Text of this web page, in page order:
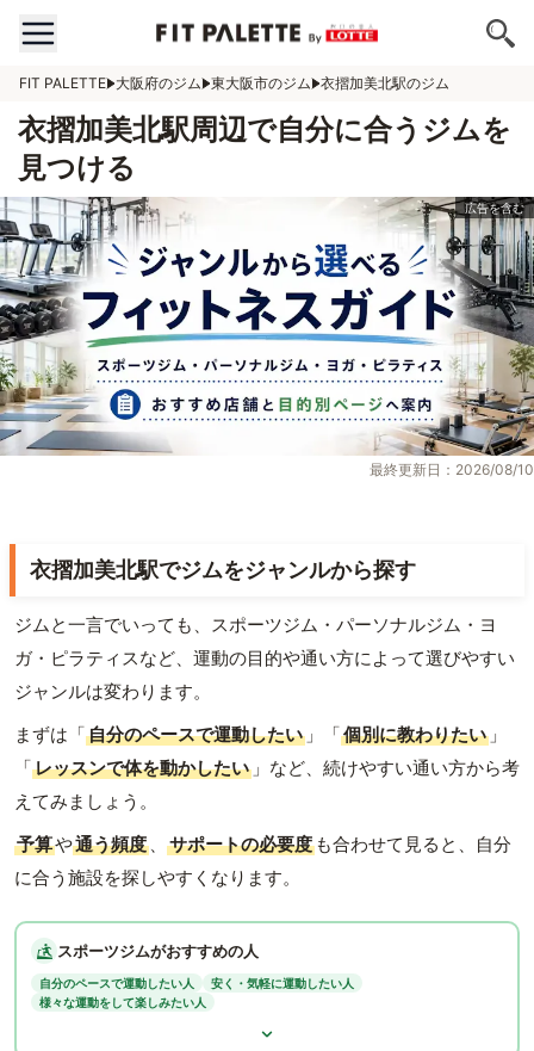
FIT PALETTE 大阪府のジム 東大阪市のジム 衣摺加美北駅のジム
衣摺加美北駅周辺で自分に合うジムを
見つける
最終更新日：2026/08/10
衣摺加美北駅でジムをジャンルから探す
ジムと一言でいっても、スポーツジム・パーソナルジム・ヨ
ガ・ピラティスなど、運動の目的や通い方によって選びやすい
ジャンルは変わります。
まずは「自分のペースで運動したい 」「個別に教わりたい 」
「レッスンで体を動かしたい 」など、続けやすい通い方から考
えてみましょう。
予算や通う頻度 、 サポートの必要度 も合わせて見ると、自分
に合う施設を探しやすくなります。
スポーツジムがおすすめの人
自分のペースで運動したい人
安く・気軽に運動したい人
様々な運動をして楽しみたい人